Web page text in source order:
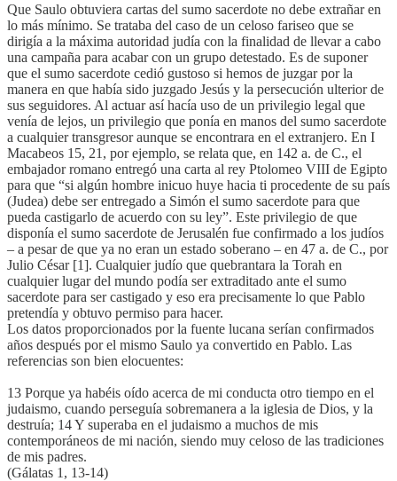
Que Saulo obtuviera cartas del sumo sacerdote no debe extrañar en
lo más mínimo. Se trataba del caso de un celoso fariseo que se
dirigía a la máxima autoridad judía con la finalidad de llevar a cabo
una campaña para acabar con un grupo detestado. Es de suponer
que el sumo sacerdote cedió gustoso si hemos de juzgar por la
manera en que había sido juzgado Jesús y la persecución ulterior de
sus seguidores. Al actuar así hacía uso de un privilegio legal que
venía de lejos, un privilegio que ponía en manos del sumo sacerdote
a cualquier transgresor aunque se encontrara en el extranjero. En I
Macabeos 15, 21, por ejemplo, se relata que, en 142 a. de C., el
embajador romano entregó una carta al rey Ptolomeo VIII de Egipto
para que “si algún hombre inicuo huye hacia ti procedente de su país
(Judea) debe ser entregado a Simón el sumo sacerdote para que
pueda castigarlo de acuerdo con su ley”. Este privilegio de que
disponía el sumo sacerdote de Jerusalén fue confirmado a los judíos
– a pesar de que ya no eran un estado soberano – en 47 a. de C., por
Julio César [1]. Cualquier judío que quebrantara la Torah en
cualquier lugar del mundo podía ser extraditado ante el sumo
sacerdote para ser castigado y eso era precisamente lo que Pablo
pretendía y obtuvo permiso para hacer.
Los datos proporcionados por la fuente lucana serían confirmados
años después por el mismo Saulo ya convertido en Pablo. Las
referencias son bien elocuentes:
13 Porque ya habéis oído acerca de mi conducta otro tiempo en el
judaismo, cuando perseguía sobremanera a la iglesia de Dios, y la
destruía; 14 Y superaba en el judaismo a muchos de mis
contemporáneos de mi nación, siendo muy celoso de las tradiciones
de mis padres.
(Gálatas 1, 13-14)